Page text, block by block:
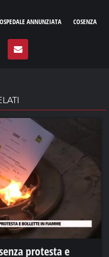
COSENZA
OSPEDALE ANNUNZIATA
protesta e